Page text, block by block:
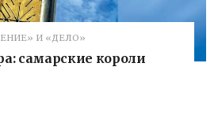
И «ДЕЛО»
самарские короли